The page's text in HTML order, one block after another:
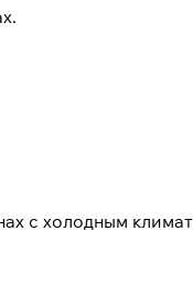
с холодным